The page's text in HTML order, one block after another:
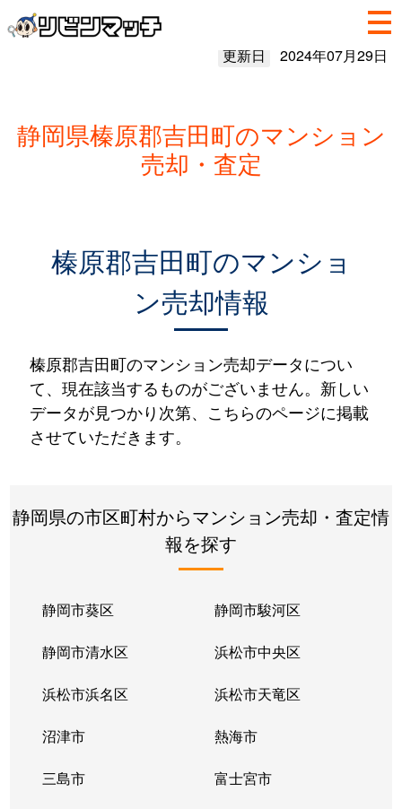
更新日 2024年07月29日
静岡県榛原郡吉田町のマンション
売却・査定
榛原郡吉田町のマンショ
ン売却情報
榛原郡吉田町のマンション売却データについ
て、現在該当するものがございません。新しい
データが見つかり次第、こちらのページに掲載
させていただきます。
静岡県の市区町村からマンション売却・査定情
報を探す
静岡市葵区 静岡市駿河区
静岡市清水区 浜松市中央区
浜松市浜名区 浜松市天竜区
沼津市 熱海市
三島市 富士宮市